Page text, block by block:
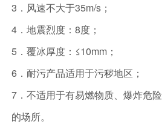
3．风速不大于35m/s；
4．地震烈度：8度；
5．覆冰厚度：≤10mm；
6．耐污产品适用于污秽地区；
7．不适用于有易燃物质、爆炸危
的场所。